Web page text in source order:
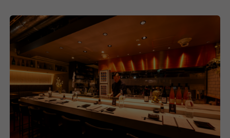
い味わいで寿司の味を引き立てる自然派ワインが中心
となっています。
またSAKEディプロマがセレクトした日本酒も、初心
者の方でも気軽にチャレンジできる価格で幅広く取り
揃えています。
こうした寿司×ワインという業態は表参道・青山エリ
アでも珍しく、人気店がひしめくエリアでも大きな差
別化となっています。